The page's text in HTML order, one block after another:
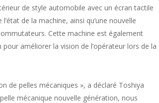
de style automobile avec un écran tactile
de la machine, ainsi qu’une nouvelle
Cette machine est également
améliorer la vision de l’opérateur lors de la
de pelles mécaniques », a déclaré Toshiya
mécanique nouvelle génération, nous